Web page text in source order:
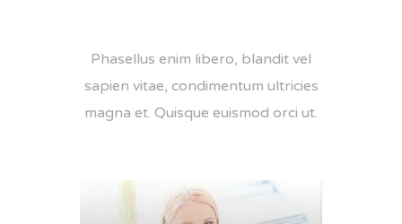
Phasellus enim libero, blandit vel
sapien vitae, condimentum ultricies
magna et. Quisque euismod orci ut.